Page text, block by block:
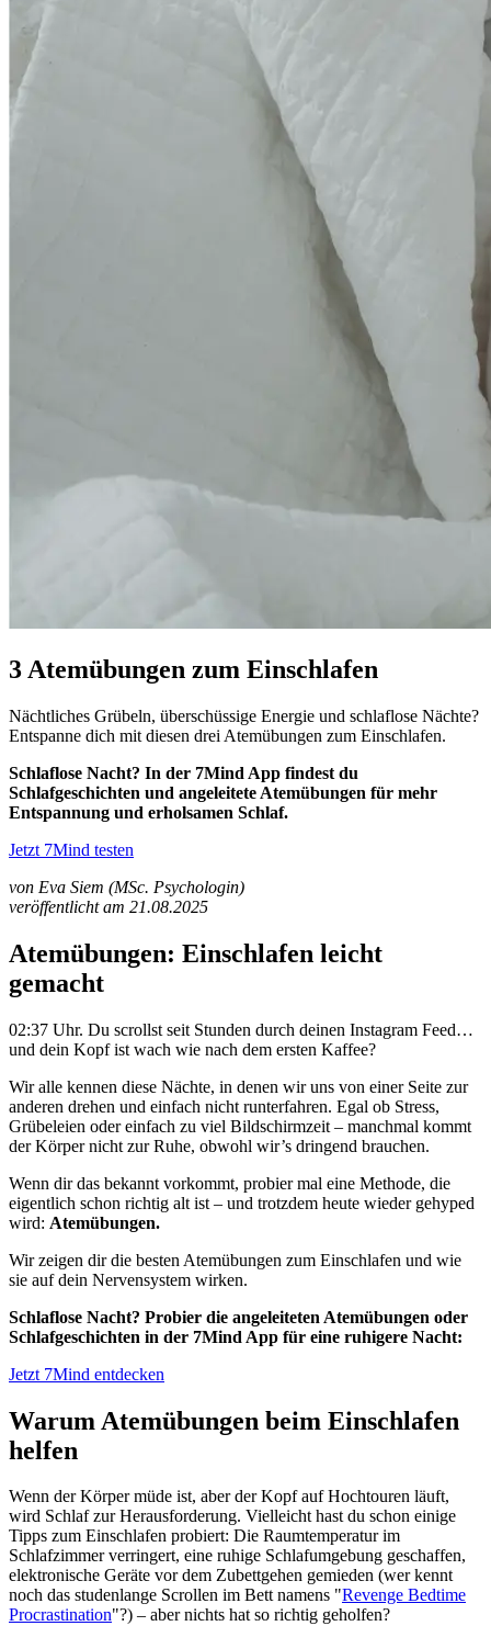
3 Atemübungen zum Einschlafen
Nächtliches Grübeln, überschüssige Energie und schlaflose Nächte?
Entspanne dich mit diesen drei Atemübungen zum Einschlafen.
Schlaflose Nacht? In der 7Mind App findest du
Schlafgeschichten und angeleitete Atemübungen für mehr
Entspannung und erholsamen Schlaf.
Jetzt 7Mind testen
von Eva Siem (MSc. Psychologin)
veröffentlicht am 21.08.2025
Atemübungen: Einschlafen leicht
gemacht
02:37 Uhr. Du scrollst seit Stunden durch deinen Instagram Feed…
und dein Kopf ist wach wie nach dem ersten Kaffee?
Wir alle kennen diese Nächte, in denen wir uns von einer Seite zur
anderen drehen und einfach nicht runterfahren. Egal ob Stress,
Grübeleien oder einfach zu viel Bildschirmzeit – manchmal kommt
der Körper nicht zur Ruhe, obwohl wir’s dringend brauchen.
Wenn dir das bekannt vorkommt, probier mal eine Methode, die
eigentlich schon richtig alt ist – und trotzdem heute wieder gehyped
wird: Atemübungen.
Wir zeigen dir die besten Atemübungen zum Einschlafen und wie
sie auf dein Nervensystem wirken.
Schlaflose Nacht? Probier die angeleiteten Atemübungen oder
Schlafgeschichten in der 7Mind App für eine ruhigere Nacht:
Jetzt 7Mind entdecken
Warum Atemübungen beim Einschlafen
helfen
Wenn der Körper müde ist, aber der Kopf auf Hochtouren läuft,
wird Schlaf zur Herausforderung. Vielleicht hast du schon einige
Tipps zum Einschlafen probiert: Die Raumtemperatur im
Schlafzimmer verringert, eine ruhige Schlafumgebung geschaffen,
elektronische Geräte vor dem Zubettgehen gemieden (wer kennt
noch das studenlange Scrollen im Bett namens "Revenge Bedtime
Procrastination"?) – aber nichts hat so richtig geholfen?